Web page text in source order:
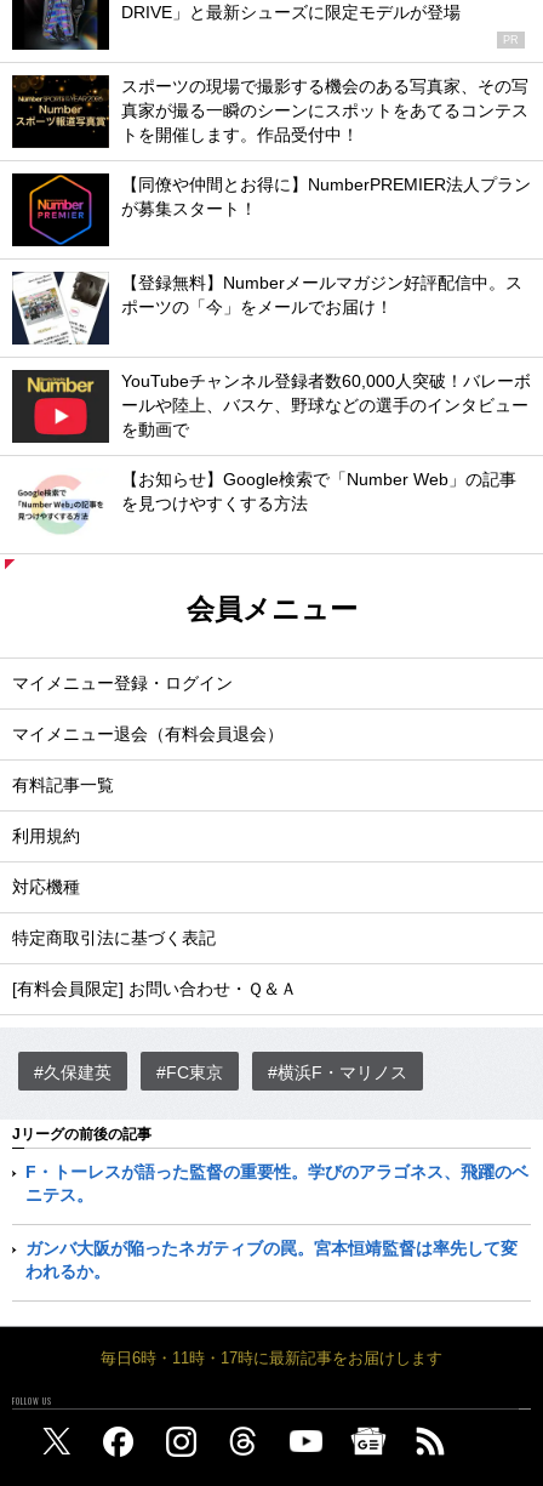
DRIVE」と最新シューズに限定モデルが登場
PR
スポーツの現場で撮影する機会のある写真家、その写
真家が撮る一瞬のシーンにスポットをあてるコンテス
トを開催します。作品受付中！
【同僚や仲間とお得に】NumberPREMIER法人プラン
が募集スタート！
【登録無料】Numberメールマガジン好評配信中。ス
ポーツの「今」をメールでお届け！
YouTubeチャンネル登録者数60,000人突破！バレーボ
ールや陸上、バスケ、野球などの選手のインタビュー
を動画で
【お知らせ】Google検索で「Number Web」の記事
を見つけやすくする方法
会員メニュー
マイメニュー登録・ログイン
マイメニュー退会（有料会員退会）
有料記事一覧
利用規約
対応機種
特定商取引法に基づく表記
[有料会員限定] お問い合わせ・Ｑ＆Ａ
#久保建英 #FC東京 #横浜F・マリノス
Jリーグの前後の記事
F・トーレスが語った監督の重要性。学びのアラゴネス、飛躍のベ
ニテス。
ガンバ大阪が陥ったネガティブの罠。宮本恒靖監督は率先して変
われるか。
毎日6時・11時・17時に最新記事をお届けします
FOLLOW US